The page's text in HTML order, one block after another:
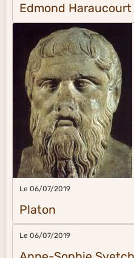
Edmond Haraucourt
Le 06/07/2019
Platon
Le 06/07/2019